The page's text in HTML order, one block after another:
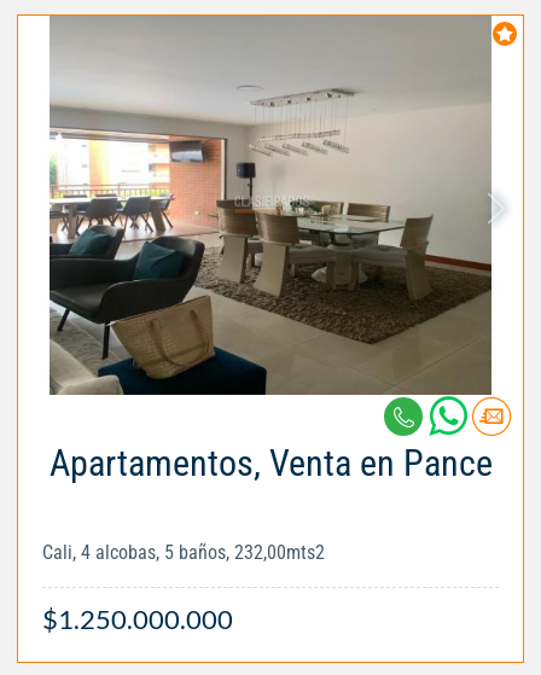
Apartamentos, Venta en Pance
Cali, 4 alcobas, 5 baños, 232,00mts2
$1.250.000.000